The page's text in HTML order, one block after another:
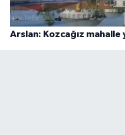
Arslan: Kozcağız mahalle